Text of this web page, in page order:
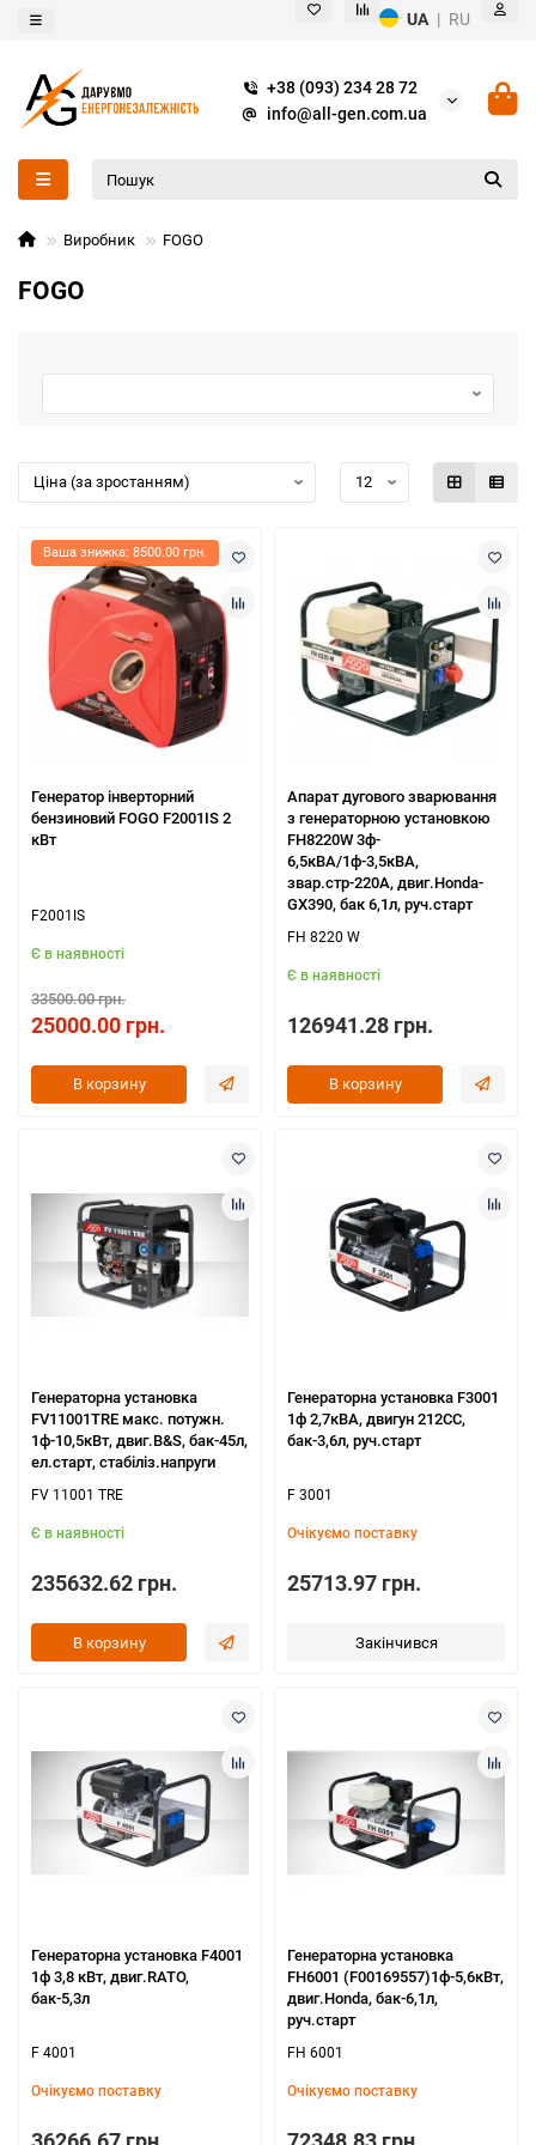
UA | RU
+38 (093) 234 28 72
info@all-gen.com.ua
Виробник FOGO
FOGO
Ваша знижка: 8500.00 грн.
Генератор інверторний
бензиновий FOGO F2001IS 2
кВт
F2001IS
Є в наявності
33500.00 грн.
25000.00 грн.
В корзину
Апарат дугового зварювання
з генераторною установкою
FH8220W 3ф-
6,5кВА/1ф-3,5кВА,
звар.стр-220А, двиг.Honda-
GX390, бак 6,1л, руч.старт
FH 8220 W
Є в наявності
126941.28 грн.
В корзину
Генераторна установка
FV11001TRE макс. потужн.
1ф-10,5кВт, двиг.B&S, бак-45л,
ел.старт, стабіліз.напруги
FV 11001 TRE
Є в наявності
235632.62 грн.
В корзину
Генераторна установка F3001
1ф 2,7кВA, двигун 212СС,
бак-3,6л, руч.старт
F 3001
Очікуємо поставку
25713.97 грн.
Закінчився
Генераторна установка F4001
1ф 3,8 кВт, двиг.RATO,
бак-5,3л
F 4001
Очікуємо поставку
Генераторна установка
FH6001 (F00169557)1ф-5,6кВт,
двиг.Honda, бак-6,1л,
руч.старт
FH 6001
Очікуємо поставку